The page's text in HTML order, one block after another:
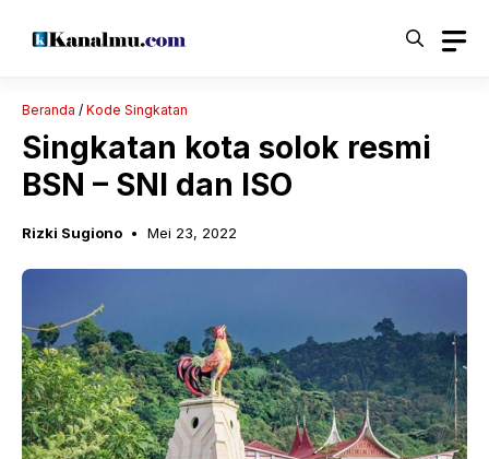
Beranda / Kode Singkatan
Singkatan kota solok resmi
BSN – SNI dan ISO
Rizki Sugiono Mei 23, 2022